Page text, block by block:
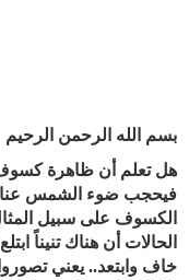
بسم الله الرحمن الرحيم
هل تعلم أن ظاهرة كسوف
فيحجب ضوء الشمس عنا
الكسوف على سبيل
الحالات أن هناك تنيناً
خاف وابتعد.. يعني